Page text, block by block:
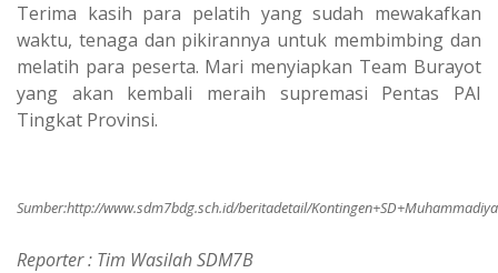
Terima kasih para pelatih yang sudah mewakafkan
waktu, tenaga dan pikirannya untuk membimbing dan
melatih para peserta. Mari menyiapkan Team Burayot
yang akan kembali meraih supremasi Pentas PAI
Tingkat Provinsi.
Sumber:http://www.sdm7bdg.sch.id/beritadetail/
Reporter : Tim Wasilah SDM7B